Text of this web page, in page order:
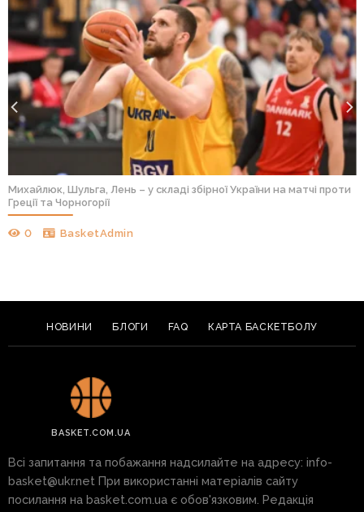
Михайлюк, Шульга, Лень – у складі збірної України на матчі проти
Греції та Чорногорії
0 BasketAdmin
НОВИНИ БЛОГИ FAQ КАРТА БАСКЕТБОЛУ
BASKET.COM.UA
Всі запитання та побажання надсилайте на адресу: info-
basket@ukr.netПри використанні матеріалів сайту
посилання на basket.com.ua є обов'язковим. Редакція